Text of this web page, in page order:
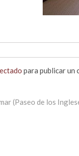
para publicar un
(Paseo de los